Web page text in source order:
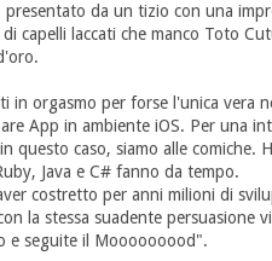
da un tizio con una
capelli laccati che manco Toto
in orgasmo per forse l'unica vera
App in ambiente iOS. Per una
questo caso, siamo alle comiche.
Java e C# fanno da tempo.
costretto per anni milioni di
la stessa suadente
e seguite il Mooooooood".